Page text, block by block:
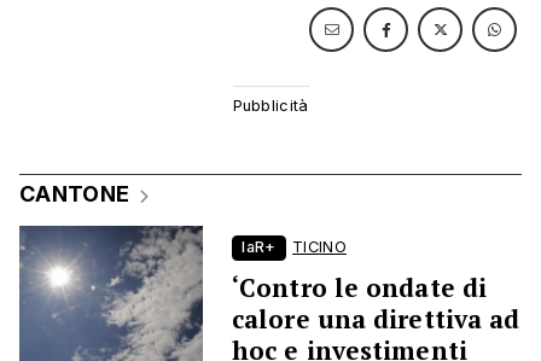
CANTONE
laR+ TICINO
‘Contro le ondate di
calore una direttiva ad
hoc e investimenti